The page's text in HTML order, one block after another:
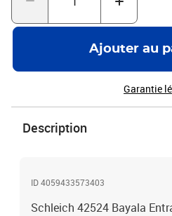
décoration pour anneau, 2x bébé
Ajouter au
Garantie
Description
ID 4059433573403
Schleich 42524 Bayala